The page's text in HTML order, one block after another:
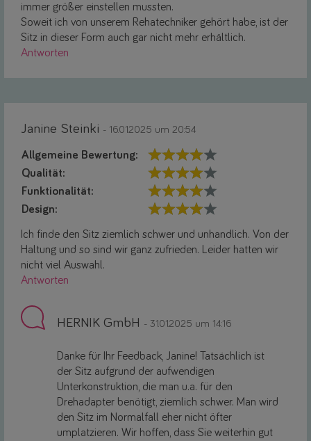
immer größer einstellen mussten.
Soweit ich von unserem Rehatechniker gehört habe, ist der
Sitz in dieser Form auch gar nicht mehr erhältlich.
Antworten
Janine Steinki - 16.01.2025 um 20:54
Allgemeine Bewertung:
Qualität:
Funktionalität:
Design:
Ich finde den Sitz ziemlich schwer und unhandlich. Von der
Haltung und so sind wir ganz zufrieden. Leider hatten wir
nicht viel Auswahl.
Antworten
HERNIK GmbH - 31.01.2025 um 14:16
Danke für Ihr Feedback, Janine! Tatsächlich ist
der Sitz aufgrund der aufwendigen
Unterkonstruktion, die man u.a. für den
Drehadapter benötigt, ziemlich schwer. Man wird
den Sitz im Normalfall eher nicht öfter
umplatzieren. Wir hoffen, dass Sie weiterhin gut